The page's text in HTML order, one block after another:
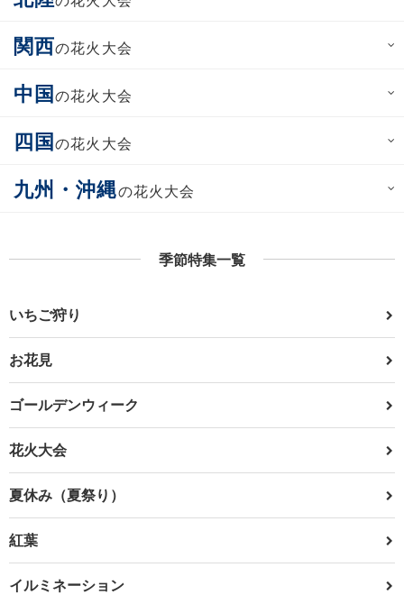
関西の花火大会
中国の花火大会
四国の花火大会
九州・沖縄の花火大会
季節特集一覧
いちご狩り
お花見
ゴールデンウィーク
花火大会
夏休み（夏祭り）
紅葉
イルミネーション